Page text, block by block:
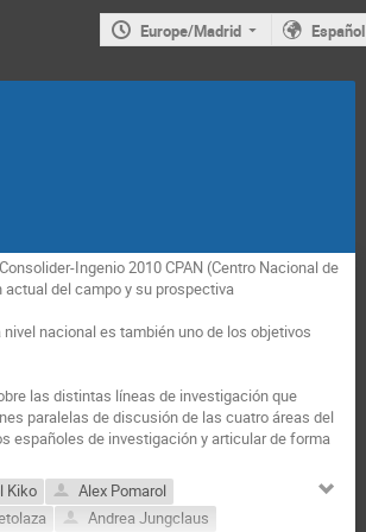
Europe/Madrid Español
Ingenio 2010 CPAN (Centro Nacional de
del campo y su prospectiva
nacional es también uno de los objetivos
las distintas líneas de investigación que
paralelas de discusión de las cuatro áreas del
españoles de investigación y articular de forma
Kiko
Alex Pomarol
Andrea Jungclaus